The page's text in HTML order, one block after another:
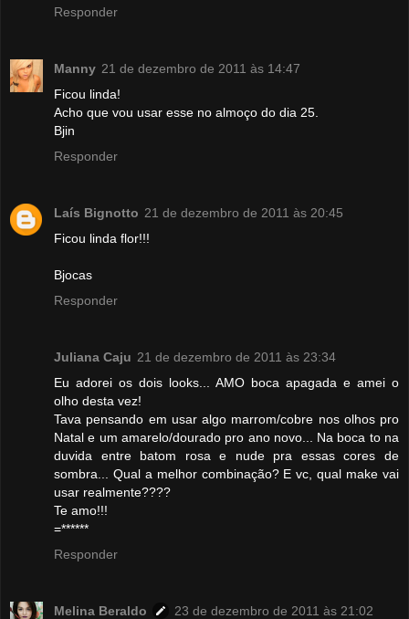
Responder
Manny 21 de dezembro de 2011 às 14:47
Ficou linda!
Acho que vou usar esse no almoço do dia 25.
Bjin
Responder
Laís Bignotto 21 de dezembro de 2011 às 20:45
Ficou linda flor!!!
Bjocas
Responder
Juliana Caju 21 de dezembro de 2011 às 23:34
Eu adorei os dois looks... AMO boca apagada e amei o
olho desta vez!
Tava pensando em usar algo marrom/cobre nos olhos pro
Natal e um amarelo/dourado pro ano novo... Na boca to na
duvida entre batom rosa e nude pra essas cores de
sombra... Qual a melhor combinação? E vc, qual make vai
usar realmente????
Te amo!!!
=******
Responder
Melina Beraldo
23 de dezembro de 2011 às 21:02